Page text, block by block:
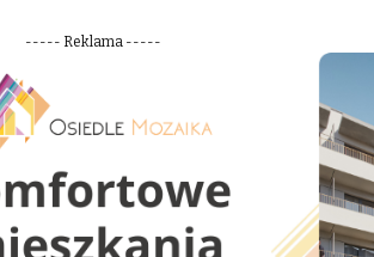
----- Reklama -----